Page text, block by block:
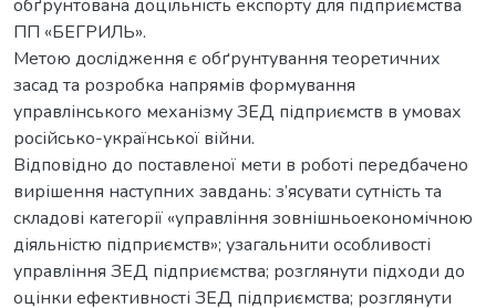
обґрунтована доцільність експорту для підприємства
ПП «БЕГРИЛЬ».
Метою дослідження є обґрунтування теоретичних
засад та розробка напрямів формування
управлінського механізму ЗЕД підприємств в умовах
російсько-української війни.
Відповідно до поставленої мети в роботі передбачено
вирішення наступних завдань: з’ясувати сутність та
складові категорії «управління зовнішньоекономічною
діяльністю підприємств»; узагальнити особливості
управління ЗЕД підприємства; розглянути підходи до
оцінки ефективності ЗЕД підприємства; розглянути